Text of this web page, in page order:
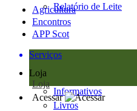
Relatório de Leite
Agricultura
Encontros
APP Scot
Serviços
Loja
Loja
Informativos
Livros
Acessar